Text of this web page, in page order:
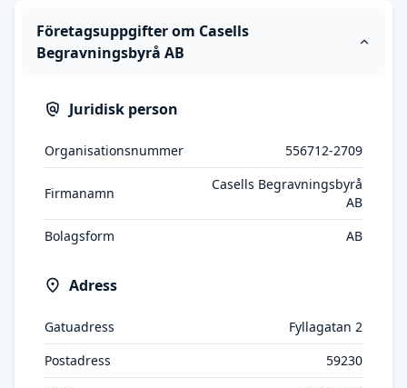
Företagsuppgifter om Casells
Begravningsbyrå AB
Juridisk person
Organisationsnummer 556712-2709
Firmanamn
Casells Begravningsbyrå
AB
Bolagsform
AB
Adress
Gatuadress
Fyllagatan 2
Postadress
59230